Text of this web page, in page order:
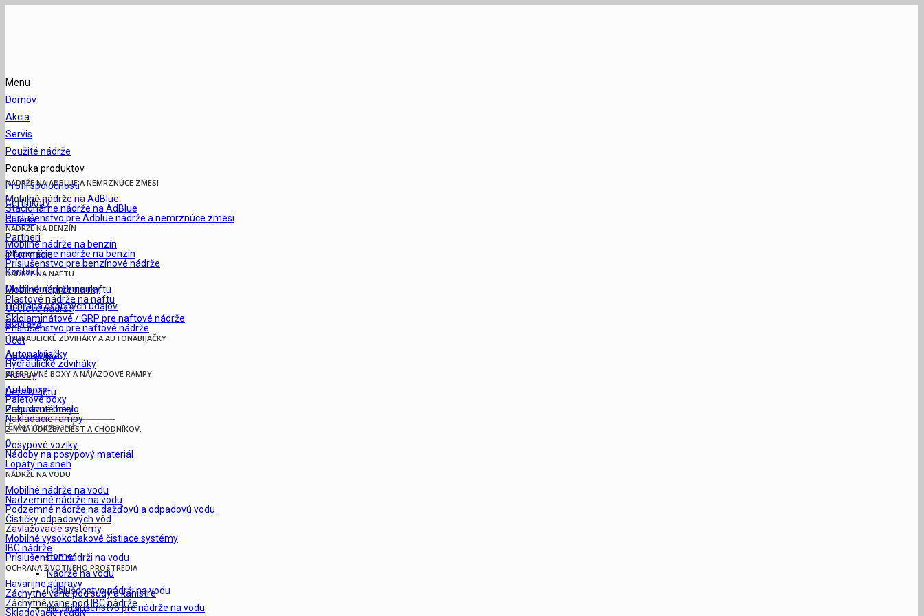
Menu
Domov
Akcia
Servis
Použité nádrže
Ponuka produktov
NÁDRŽE NA ADBLUE A NEMRZNÚCE ZMESI
Mobilné nádrže na AdBlue
Stacionárne nádrže na AdBlue
Príslušenstvo pre Adblue nádrže a nemrznúce zmesi
NÁDRŽE NA BENZÍN
Mobilné nádrže na benzín
Stacionárne nádrže na benzín
Príslušenstvo pre benzínové nádrže
NÁDRŽE NA NAFTU
Mobilné nádrže na naftu
Plastové nádrže na naftu
Oceľové nádrže
Sklolaminátové / GRP pre naftové nádrže
Príslušenstvo pre naftové nádrže
HYDRAULICKÉ ZDVIHÁKY A AUTONABIJAČKY
Autonabíjačky
Hydraulické zdviháky
PREPRAVNÉ BOXY A NÁJAZDOVÉ RAMPY
Autoboxy
Paletové boxy
Prepravné boxy
Nakladacie rampy
ZIMNÁ ÚDRŽBA CIEST A CHODNÍKOV.
Posypové vozíky
Nádoby na posypový materiál
Lopaty na sneh
NÁDRŽE NA VODU
Mobilné nádrže na vodu
Nadzemné nádrže na vodu
Podzemné nádrže na dažďovú a odpadovú vodu
Čističky odpadových vôd
Zavlažovacie systémy
Mobilné vysokotlakové čistiace systémy
IBC nádrže
Príslušenstvo nádrži na vodu
OCHRANA ŽIVOTNÉHO PROSTREDIA
Havarijne súpravy
Záchytné vane pod sudy a kanistre
Záchytné vane pod IBC nádrže
Skladovacie regály
Profil spoločnosti
Certifikáty
Galéria
Partneri
Informácie
Kontakt
Obchodné podmienky
Ochrana osobných údajov
Doprava
Účet
Objednávky
Adresy
Detaily účtu
Zabudnuté heslo
0
Home
Nádrže na vodu
Príslušenstvo nádrži na vodu
Iné príslušenstvo pre nádrže na vodu